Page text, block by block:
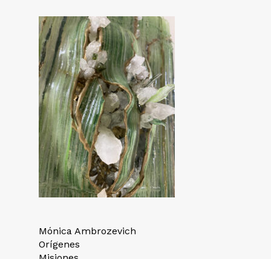
Mónica Ambrozevich
Orígenes